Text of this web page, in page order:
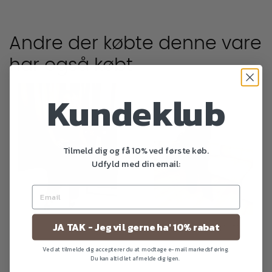
Andre der købte denne vare
har også købt
favorite_outline
Luke PU Bukser Iris Tailored Pants
Kundeklub
Tilmeld dig og få 10% ved første køb.
Udfyld med din email:
JA TAK - Jeg vil gerne ha' 10% rabat
Ved at tilmelde dig accepterer du at modtage e-mail markedsføring.
Du kan altid let afmelde dig igen.